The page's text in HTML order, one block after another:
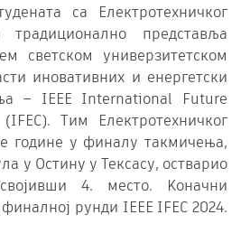
са Електротехничког
представља
светском универзитетском
иновативних и енергетски
– IEEE International Future
Тим Електротехничког
године у финалу такмичења,
у Остину у Тексасу, остварио
4. место. Kоначни
рунди IEEE IFEC 2024.